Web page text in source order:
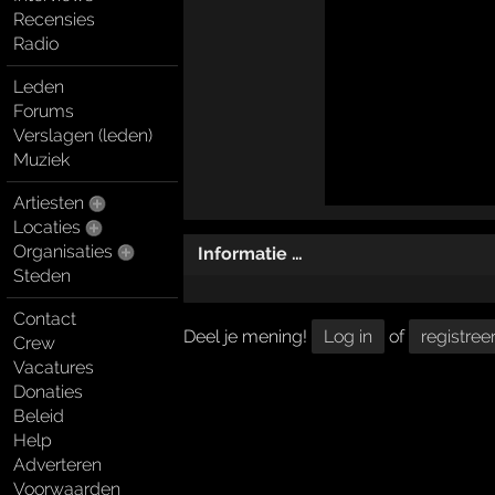
Recensies
Radio
Leden
Forums
Verslagen (leden)
Muziek
Artiesten
Locaties
Organisaties
Steden
Contact
Crew
Vacatures
Donaties
Beleid
Help
Adverteren
Voorwaarden
Informatie …
Deel je mening! Log in of registreer